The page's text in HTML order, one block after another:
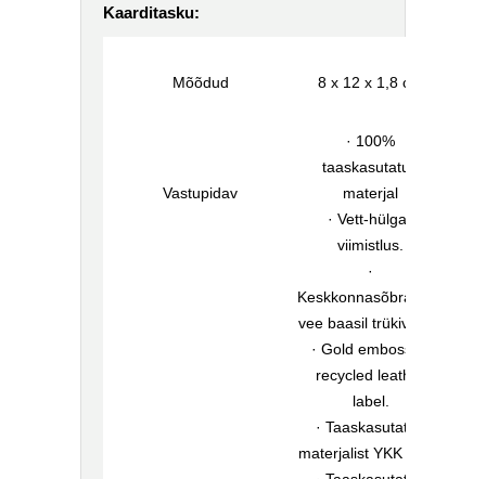
Kaarditasku:
Mõõdud 8 x 12 x 1,8 cm
Vastupidav
· 100%
taaskasutatud
materjal
· Vett-hülgav
viimistlus.
·
Keskkonnasõbralikud
vee baasil trükivärvid
· Gold embossed
recycled leather
label.
· Taaskasutatud
materjalist YKK lukud